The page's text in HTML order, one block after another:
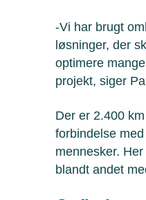
-Vi har brugt
løsninger, der
optimere
projekt, siger
Der er 2.400
forbindelse
mennesker.
blandt andet